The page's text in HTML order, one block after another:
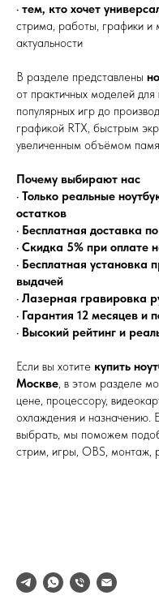
• тем, кто хочет
стрима, работы, графики и
актуальности
В разделе представлены
от практичных моделей
популярных игр до
графикой RTX, быстрым
увеличенным объёмом
Почему выбирают нас
• Только реальные
остатков
• Бесплатная доставка
• Скидка 5% при оплате
• Бесплатная установка
выдачей
• Лазерная гравировка
• Гарантия 12 месяцев и
• Высокий рейтинг и
Если вы хотите купить
Москве, в этом разделе
цене, процессору,
охлаждения и назначению.
выбрать, мы поможем
стрим, игры, OBS, монтаж,